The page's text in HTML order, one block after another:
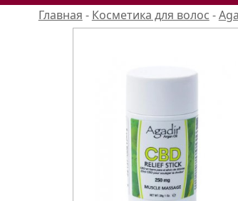
Главная - Косметика для волос -